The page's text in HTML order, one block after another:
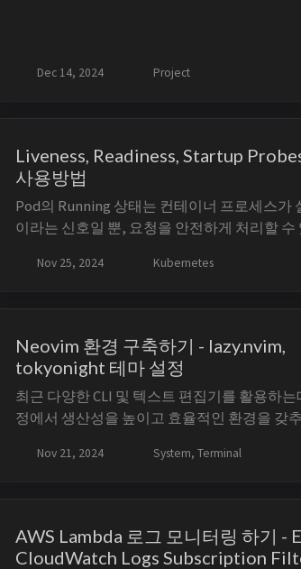
Dec 14, 2024 Project
Liveness, Readiness, Startup
사용방법
Pod의 Running 상태는 컨테이너 프로세스가
이라는 신호일 뿐, 요청을 안전하게 처리할 수
이너를 주기적으로 진단해 재시작이 필요한지
Nov 25, 2024 Kubernetes
Neovim 환경 구축하기 - lazy.nvim,
tokyonight 테마 설정
최근 다양한 CLI 및 텍스트 편집기를 활용하는
정에서 생산성을 높이고 효율적인 환경을 갖
Vim과 호환되는 동시에 Lua 기반 설정을 통한
Nov 21, 2024 System, Terminal
AWS Lambda 로그 모니터링 하기 -
CloudWatch Logs Subscription